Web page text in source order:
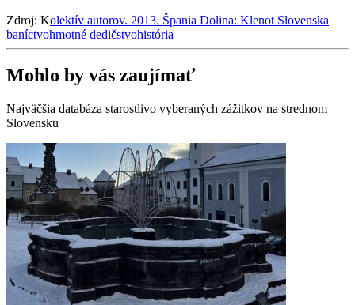
Zdroj: Kolektív autorov. 2013. Špania Dolina: Klenot Slovenska
baníctvohmotné dedičstvohistória
Mohlo by vás zaujímať
Najväčšia databáza starostlivo vyberaných zážitkov na strednom
Slovensku